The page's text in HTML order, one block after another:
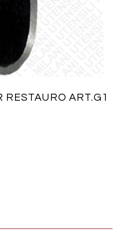
RESTAURO ART.G1